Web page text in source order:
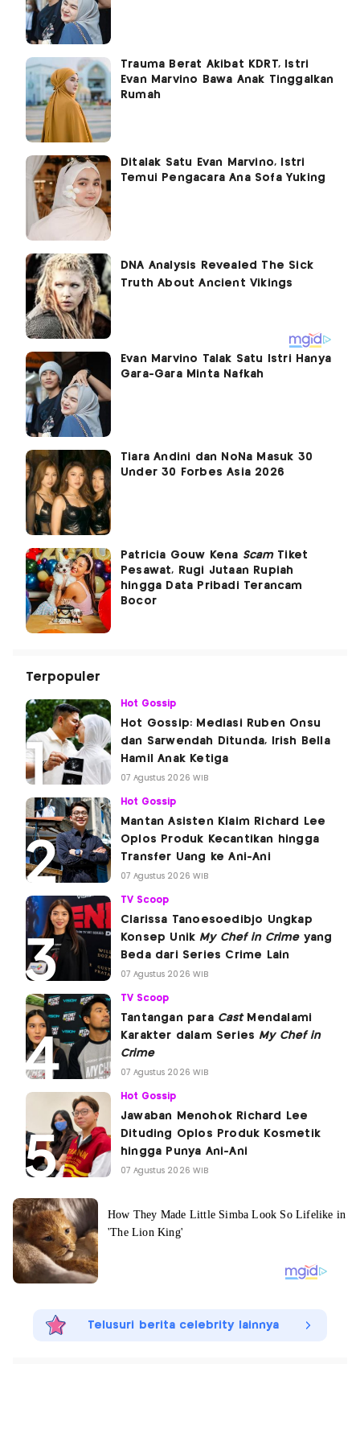
Trauma Berat Akibat KDRT, Istri
Evan Marvino Bawa Anak Tinggalkan
Rumah
Ditalak Satu Evan Marvino, Istri
Temui Pengacara Ana Sofa Yuking
Evan Marvino Talak Satu Istri Hanya
Gara-Gara Minta Nafkah
Tiara Andini dan NoNa Masuk 30
Under 30 Forbes Asia 2026
Patricia Gouw Kena ScamTiket
Pesawat, Rugi Jutaan Rupiah
hingga Data Pribadi Terancam
Bocor
Terpopuler
Hot Gossip
Hot Gossip: Mediasi Ruben Onsu
dan Sarwendah Ditunda, Irish Bella
Hamil Anak Ketiga
07 Agustus 2026 WIB
Hot Gossip
Mantan Asisten Klaim Richard Lee
Oplos Produk Kecantikan hingga
Transfer Uang ke Ani-Ani
07 Agustus 2026 WIB
TV Scoop
Clarissa Tanoesoedibjo Ungkap
Konsep Unik My Chef in Crimeyang
Beda dari Series Crime Lain
07 Agustus 2026 WIB
TV Scoop
Tantangan para CastMendalami
Karakter dalam Series My Chef in
Crime
07 Agustus 2026 WIB
Hot Gossip
Jawaban Menohok Richard Lee
Dituding Oplos Produk Kosmetik
hingga Punya Ani-Ani
07 Agustus 2026 WIB
Telusuri berita celebrity lainnya